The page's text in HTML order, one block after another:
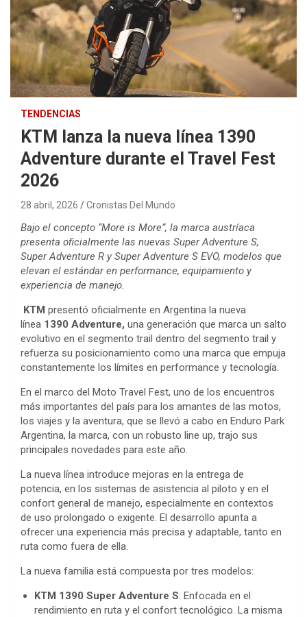
TENDENCIAS
KTM lanza la nueva línea 1390
Adventure durante el Travel Fest
2026
28 abril, 2026 Cronistas Del Mundo
Bajo el concepto “More is More”, la marca austríaca
presenta oficialmente las nuevas Super Adventure S,
Super Adventure R y Super Adventure S EVO, modelos que
elevan el estándar en performance, equipamiento y
experiencia de manejo.
KTM presentó oficialmente en Argentina la nueva
línea 1390 Adventure, una generación que marca un salto
evolutivo en el segmento trail dentro del segmento trail y
refuerza su posicionamiento como una marca que empuja
constantemente los límites en performance y tecnología.
En el marco del Moto Travel Fest, uno de los encuentros
más importantes del país para los amantes de las motos,
los viajes y la aventura, que se llevó a cabo en Enduro Park
Argentina, la marca, con un robusto line up, trajo sus
principales novedades para este año.
La nueva línea introduce mejoras en la entrega de
potencia, en los sistemas de asistencia al piloto y en el
confort general de manejo, especialmente en contextos
de uso prolongado o exigente. El desarrollo apunta a
ofrecer una experiencia más precisa y adaptable, tanto en
ruta como fuera de ella.
La nueva familia está compuesta por tres modelos:
KTM 1390 Super Adventure S: Enfocada en el
rendimiento en ruta y el confort tecnológico. La misma